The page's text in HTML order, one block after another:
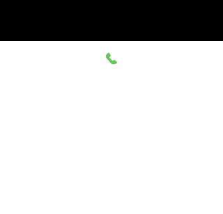
このイベントをシェア